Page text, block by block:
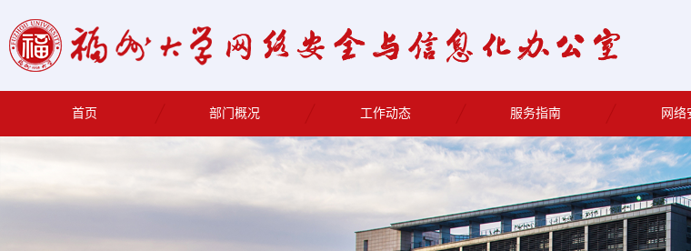
首页 部门概况 工作动态 服务指南 网络